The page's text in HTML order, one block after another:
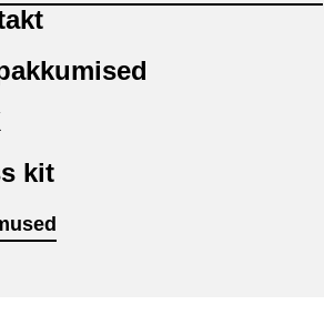
kit